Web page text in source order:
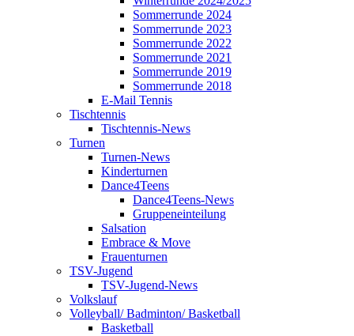
Sommerrunde 2024
Sommerrunde 2023
Sommerrunde 2022
Sommerrunde 2021
Sommerrunde 2019
Sommerrunde 2018
E-Mail Tennis
Tischtennis
Tischtennis-News
Turnen
Turnen-News
Kinderturnen
Dance4Teens
Dance4Teens-News
Gruppeneinteilung
Salsation
Embrace & Move
Frauenturnen
TSV-Jugend
TSV-Jugend-News
Volkslauf
Volleyball/ Badminton/ Basketball
Basketball